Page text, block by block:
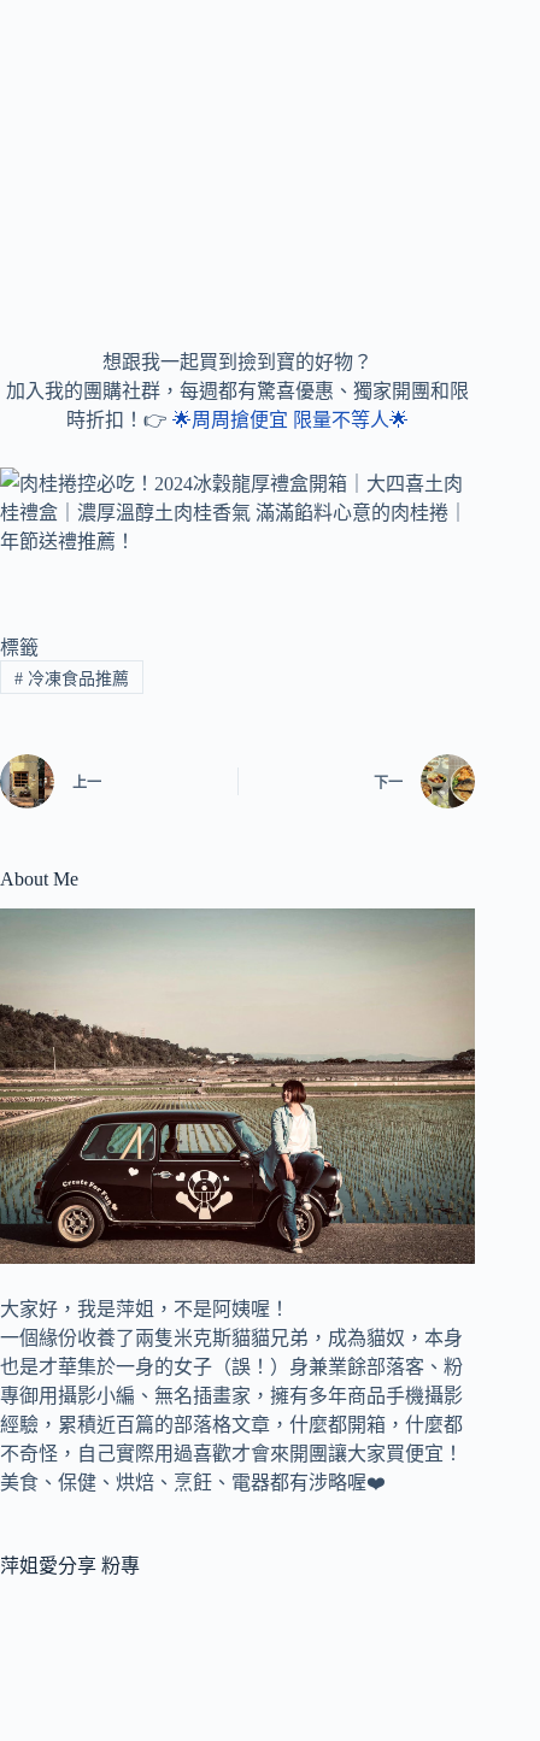
想跟我一起買到撿到寶的好物？
加入我的團購社群，每週都有驚喜優惠、獨家開團和限
時折扣！👉🌟周周搶便宜 限量不等人🌟
標籤
#冷凍食品推薦
上一 下一
About Me
大家好，我是萍姐，不是阿姨喔！
一個緣份收養了兩隻米克斯貓貓兄弟，成為貓奴， 本身
也是才華集於一身的女子（誤！）身兼業餘部落客、 粉
專御用攝影小編、 無名插畫家， 擁有多年商品手機攝影
經驗，累積近百篇的部落格文章， 什麼都開箱，什麼都
不奇怪，自己實際用過喜歡才會來開團讓大家買便宜！
美食、保健、烘焙、烹飪、電器都有涉略喔❤️
萍姐愛分享 粉專